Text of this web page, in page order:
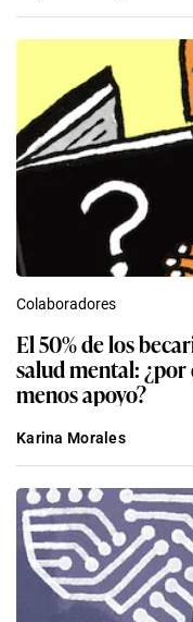
Colaboradores
El 50% de los
salud mental:
menos apoyo?
Karina Morales